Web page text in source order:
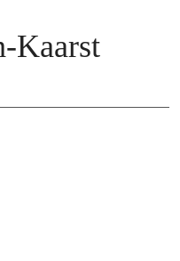
Kaarst